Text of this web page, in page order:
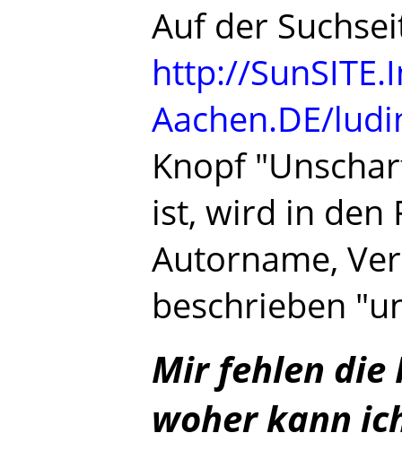
Auf der
http://
Aachen.DE/
Knopf
ist, wird in den
Autorname,
beschrieben
Mir fehlen die
woher kann